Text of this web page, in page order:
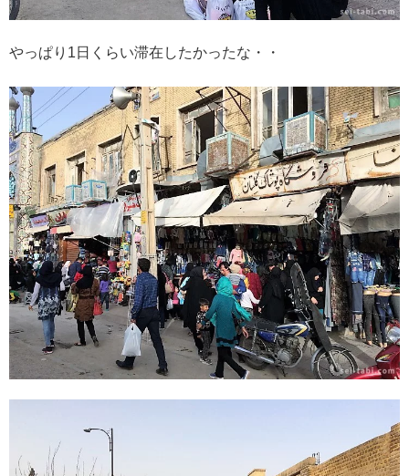
やっぱり1日くらい滞在したかったな・・